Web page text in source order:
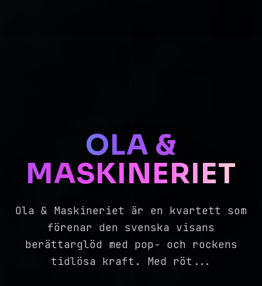
OLA &
MASKINERIET
Ola & Maskineriet är en kvartett som
förenar den svenska visans
berättarglöd med pop- och rockens
tidlösa kraft. Med röt ...